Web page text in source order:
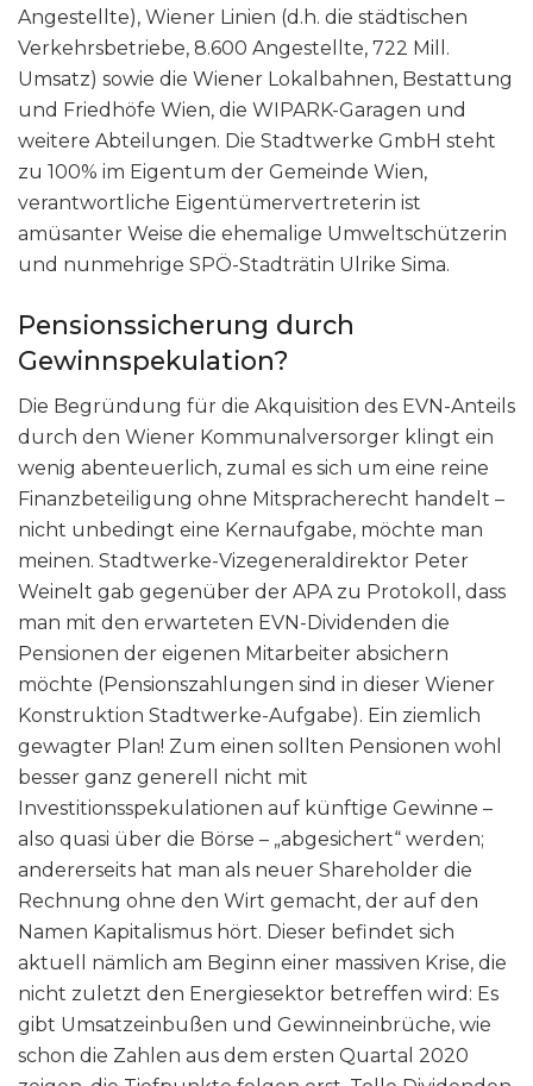
Angestellte), Wiener Linien (d.h. die städtischen
Verkehrsbetriebe, 8.600 Angestellte, 722 Mill.
Umsatz) sowie die Wiener Lokalbahnen, Bestattung
und Friedhöfe Wien, die WIPARK-Garagen und
weitere Abteilungen. Die Stadtwerke GmbH steht
zu 100% im Eigentum der Gemeinde Wien,
verantwortliche Eigentümervertreterin ist
amüsanter Weise die ehemalige Umweltschützerin
und nunmehrige SPÖ-Stadträtin Ulrike Sima.
Pensionssicherung durch
Gewinnspekulation?
Die Begründung für die Akquisition des EVN-Anteils
durch den Wiener Kommunalversorger klingt ein
wenig abenteuerlich, zumal es sich um eine reine
Finanzbeteiligung ohne Mitspracherecht handelt –
nicht unbedingt eine Kernaufgabe, möchte man
meinen. Stadtwerke-Vizegeneraldirektor Peter
Weinelt gab gegenüber der APA zu Protokoll, dass
man mit den erwarteten EVN-Dividenden die
Pensionen der eigenen Mitarbeiter absichern
möchte (Pensionszahlungen sind in dieser Wiener
Konstruktion Stadtwerke-Aufgabe). Ein ziemlich
gewagter Plan! Zum einen sollten Pensionen wohl
besser ganz generell nicht mit
Investitionsspekulationen auf künftige Gewinne –
also quasi über die Börse – „abgesichert“ werden;
andererseits hat man als neuer Shareholder die
Rechnung ohne den Wirt gemacht, der auf den
Namen Kapitalismus hört. Dieser befindet sich
aktuell nämlich am Beginn einer massiven Krise, die
nicht zuletzt den Energiesektor betreffen wird: Es
gibt Umsatzeinbußen und Gewinneinbrüche, wie
schon die Zahlen aus dem ersten Quartal 2020